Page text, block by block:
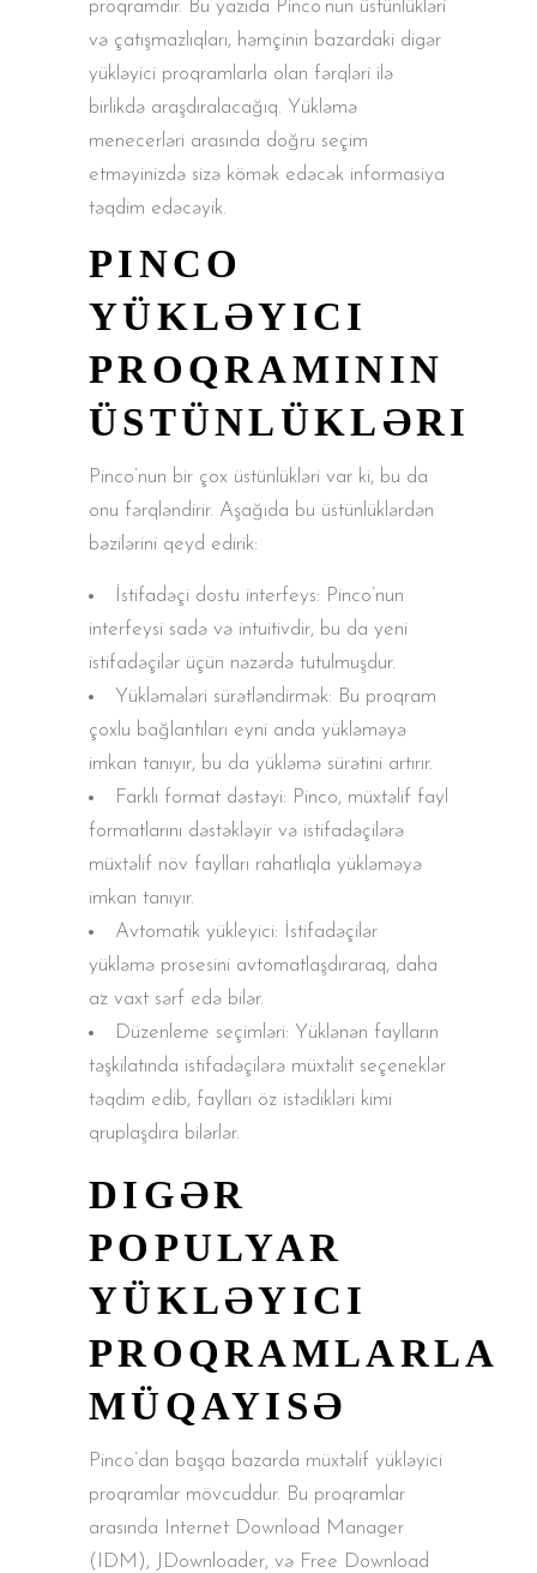
proqramdır. Bu yazıda Pinco’nun üstünlükləri
və çatışmazlıqları, həmçinin bazardaki digər
yükləyici proqramlarla olan fərqləri ilə
birlikdə araşdıralacağıq. Yükləmə
menecerləri arasında doğru seçim
etməyinizdə sizə kömək edəcək informasiya
təqdim edəcəyik.
PINCO
YÜKLƏYICI
PROQRAMININ
ÜSTÜNLÜKLƏRI
Pinco’nun bir çox üstünlükləri var ki, bu da
onu fərqləndirir. Aşağıda bu üstünlüklərdən
bəzilərini qeyd edirik:
İstifadəçi dostu interfeys: Pinco’nun
interfeysi sadə və intuitivdir, bu da yeni
istifadəçilər üçün nəzərdə tutulmuşdur.
Yükləmələri sürətləndirmək: Bu proqram
çoxlu bağlantıları eyni anda yükləməyə
imkan tanıyır, bu da yükləmə sürətini artırır.
Farklı format dəstəyi: Pinco, müxtəlif fayl
formatlarını dəstəkləyir və istifadəçilərə
müxtəlif növ faylları rahatlıqla yükləməyə
imkan tanıyır.
Avtomatik yükleyici: İstifadəçilər
yükləmə prosesini avtomatlaşdıraraq, daha
az vaxt sərf edə bilər.
Düzenleme seçimləri: Yüklənən faylların
təşkilatında istifadəçilərə müxtəlit seçeneklər
təqdim edib, faylları öz istədikləri kimi
qruplaşdıra bilərlər.
DIGƏR
POPULYAR
YÜKLƏYICI
PROQRAMLARLA
MÜQAYISƏ
Pinco’dan başqa bazarda müxtəlif yükləyici
proqramlar mövcuddur. Bu proqramlar
arasında Internet Download Manager
(IDM), JDownloader, və Free Download